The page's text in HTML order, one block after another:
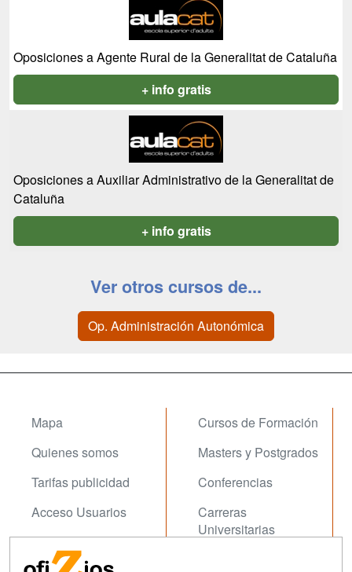
Oposiciones a Agente Rural de la Generalitat de Cataluña
+ info gratis
Oposiciones a Auxiliar Administrativo de la Generalitat de
Cataluña
+ info gratis
Ver otros cursos de...
Op. Administración Autonómica
Mapa
Quienes somos
Tarifas publicidad
Acceso Usuarios
Acceso Centros
Cursos de Formación
Masters y Postgrados
Conferencias
Carreras
Universitarias